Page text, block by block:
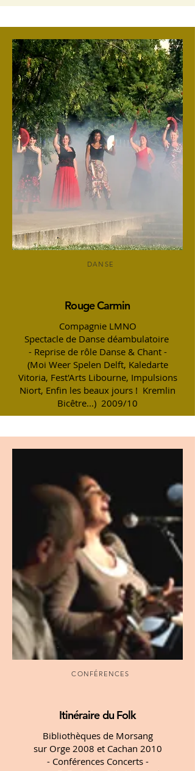
DANSE
Rouge Carmin
Compagnie LMNO
Spectacle de Danse déambulatoire
- Reprise de rôle Danse & Chant -
(Moi Weer Spelen Delft, Kaledarte
Vitoria, Fest'Arts Libourne, Impulsions
Niort, Enfin les beaux jours ! Kremlin
Bicêtre...) 2009/10
CONFÉRENCES
Itinéraire du Folk
Bibliothèques de Morsang
sur Orge 2008 et Cachan 2010
- Conférences Concerts -